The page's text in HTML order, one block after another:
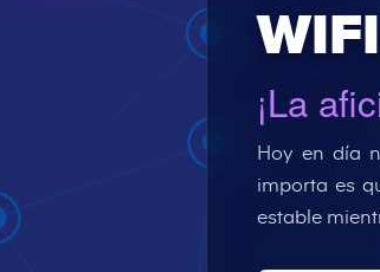
WIFI
¡La
Hoy en día
importa es
estable